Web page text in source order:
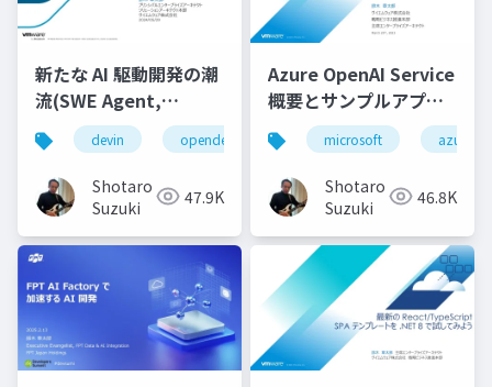
新たな AI 駆動開発の潮
流(SWE Agent,
AutoDev,Devin,
GitHub Copilot
Workspace等)
devin opendevin azure autodev
Shotaro
Suzuki
47.9K
Azure OpenAI Service
概要とサンプルアプリ
等のご紹介
microsoft azure
Shotaro
Suzuki
46.8K